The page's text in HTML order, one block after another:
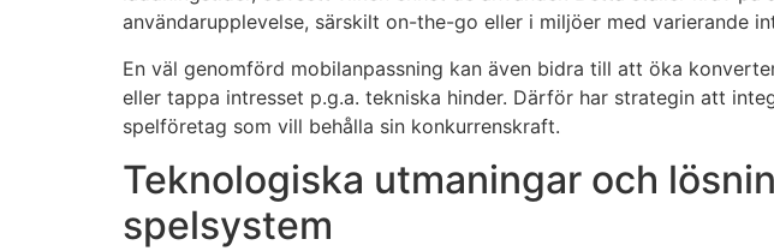
användarupplevelse, särskilt on-the-go eller i miljöer med varierande
En väl genomförd mobilanpassning kan även bidra till att öka
eller tappa intresset p.g.a. tekniska hinder. Därför har strategin att
spelföretag som vill behålla sin konkurrenskraft.
Teknologiska utmaningar och
spelsystem